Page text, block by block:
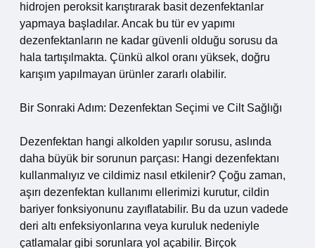
hidrojen peroksit karıştırarak basit dezenfektanlar
yapmaya başladılar. Ancak bu tür ev yapımı
dezenfektanların ne kadar güvenli olduğu sorusu da
hala tartışılmakta. Çünkü alkol oranı yüksek, doğru
karışım yapılmayan ürünler zararlı olabilir.
Bir Sonraki Adım: Dezenfektan Seçimi ve Cilt Sağlığı
Dezenfektan hangi alkolden yapılır sorusu, aslında
daha büyük bir sorunun parçası: Hangi dezenfektanı
kullanmalıyız ve cildimiz nasıl etkilenir? Çoğu zaman,
aşırı dezenfektan kullanımı ellerimizi kurutur, cildin
bariyer fonksiyonunu zayıflatabilir. Bu da uzun vadede
deri altı enfeksiyonlarına veya kuruluk nedeniyle
çatlamalar gibi sorunlara yol açabilir. Birçok